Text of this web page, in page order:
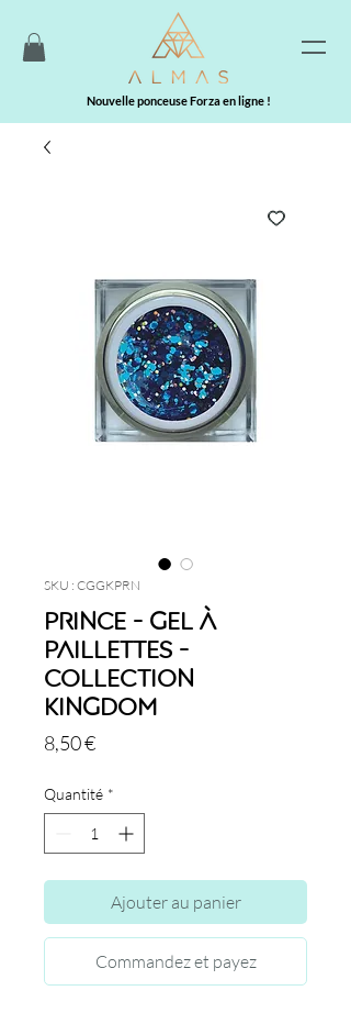
Nouvelle ponceuse Forza en ligne !
SKU : CGGKPRN
Prince - Gel à
Paillettes -
Collection
Kingdom
8,50 €Prix
Quantité *
Ajouter au panier
Commandez et payez